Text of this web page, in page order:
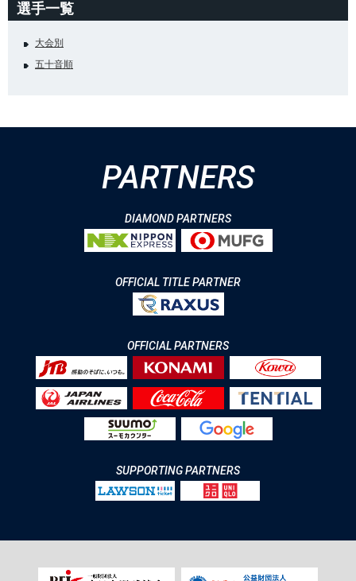
選手一覧
大会別
五十音順
PARTNERS
DIAMOND PARTNERS
OFFICIAL TITLE PARTNER
OFFICIAL PARTNERS
SUPPORTING PARTNERS